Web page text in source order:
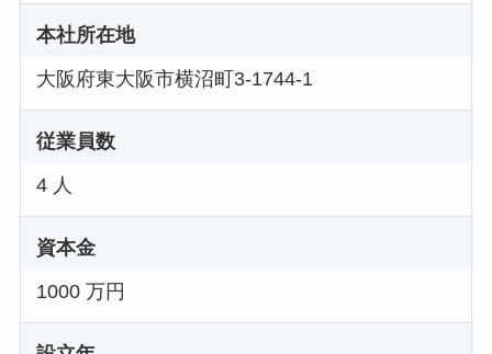
本社所在地
大阪府東大阪市横沼町3-1744-1
従業員数
4 人
資本金
1000 万円